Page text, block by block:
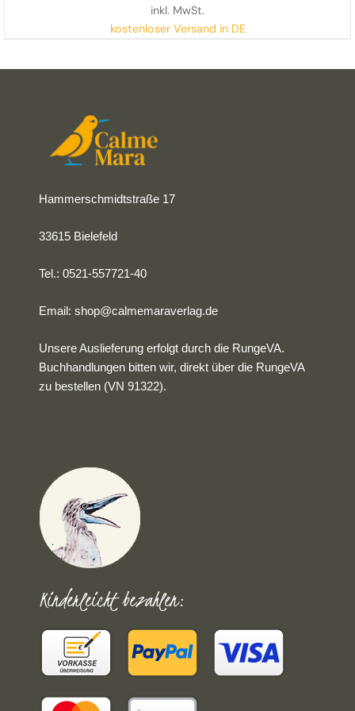
inkl. MwSt.
kostenloser Versand in DE
Hammerschmidtstraße 17
33615 Bielefeld
Tel.: 0521-557721-40
Email:shop@calmemaraverlag.de
Unsere Auslieferung erfolgt durch die RungeVA.
Buchhandlungen bitten wir, direkt über die RungeVA
zu bestellen (VN 91322).
Kinderleicht bezahlen: